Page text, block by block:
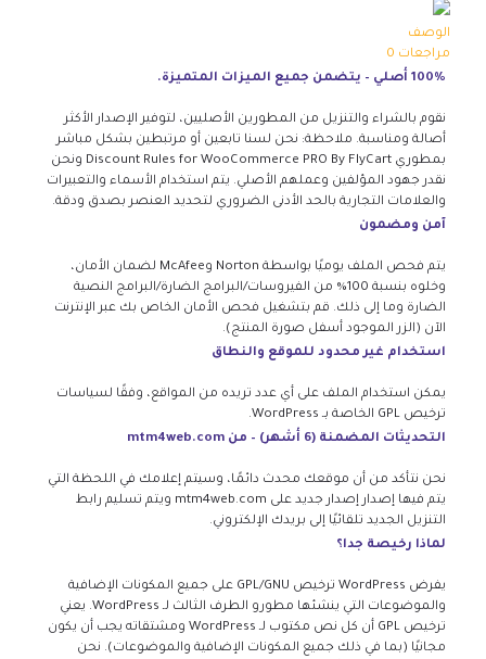
الوصف
مراجعات 0
100% أصلي – يتضمن جميع الميزات المتميزة.
نقوم بالشراء والتنزيل من المطورين الأصليين، لتوفير الإصدار الأكثر
أصالة ومناسبة. ملاحظة: نحن لسنا تابعين أو مرتبطين بشكل مباشر
بمطوري Discount Rules for WooCommerce PRO By FlyCart ونحن
نقدر جهود المؤلفين وعملهم الأصلي. يتم استخدام الأسماء والتعبيرات
والعلامات التجارية بالحد الأدنى الضروري لتحديد العنصر بصدق ودقة.
آمن ومضمون
يتم فحص الملف يوميًا بواسطة Norton وMcAfee لضمان الأمان،
وخلوه بنسبة 100% من الفيروسات/البرامج الضارة/البرامج النصية
الضارة وما إلى ذلك. قم بتشغيل فحص الأمان الخاص بك عبر الإنترنت
الآن (الزر الموجود أسفل صورة المنتج).
استخدام غير محدود للموقع والنطاق
يمكن استخدام الملف على أي عدد تريده من المواقع، وفقًا لسياسات
ترخيص GPL الخاصة بـ WordPress.
التحديثات المضمنة (6 أشهر) – من mtm4web.com
نحن نتأكد من أن موقعك محدث دائمًا، وسيتم إعلامك في اللحظة التي
يتم فيها إصدار إصدار جديد على mtm4web.com ويتم تسليم رابط
التنزيل الجديد تلقائيًا إلى بريدك الإلكتروني.
لماذا رخيصة جدا؟
يفرض WordPress ترخيص GPL/GNU على جميع المكونات الإضافية
والموضوعات التي ينشئها مطورو الطرف الثالث لـ WordPress. يعني
ترخيص GPL أن كل نص مكتوب لـ WordPress ومشتقاته يجب أن يكون
مجانيًا (بما في ذلك جميع المكونات الإضافية والموضوعات). نحن